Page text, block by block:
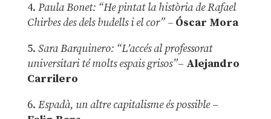
4. Paula Bonet: “He pintat la història de Rafael
Chirbes des dels budells i el cor” –Óscar Mora
5. Sara Barquinero: “L’accés al professorat
universitari té molts espais grisos”– Alejandro
Carrilero
6. Espadà, un altre capitalisme és possible –